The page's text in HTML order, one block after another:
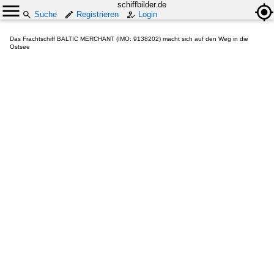
schiffbilder.de
Suche
Registrieren Login
Das Frachtschiff BALTIC MERCHANT (IMO: 9138202) macht sich auf den Weg in die
Ostsee